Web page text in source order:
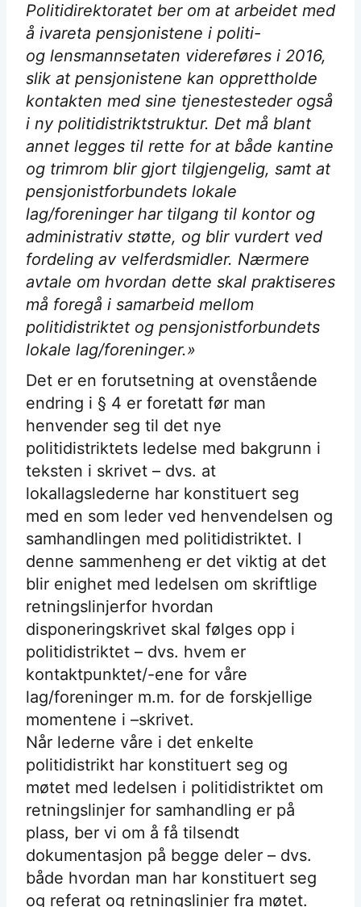
Politidirektoratet ber om at arbeidet med
å ivareta pensjonistene i politi-
og lensmannsetaten videreføres i 2016,
slik at pensjonistene kan opprettholde
kontakten med sine tjenestesteder også
i ny politidistriktstruktur. Det må blant
annet legges til rette for at både kantine
og trimrom blir gjort tilgjengelig, samt at
pensjonistforbundets lokale
lag/foreninger har tilgang til kontor og
administrativ støtte, og blir vurdert ved
fordeling av velferdsmidler. Nærmere
avtale om hvordan dette skal praktiseres
må foregå i samarbeid mellom
politidistriktet og pensjonistforbundets
lokale lag/foreninger.»
Det er en forutsetning at ovenstående
endring i § 4 er foretatt før man
henvender seg til det nye
politidistriktets ledelse med bakgrunn i
teksten i skrivet – dvs. at
lokallagslederne har konstituert seg
med en som leder ved henvendelsen og
samhandlingen med politidistriktet. I
denne sammenheng er det viktig at det
blir enighet med ledelsen om skriftlige
retningslinjerfor hvordan
disponeringskrivet skal følges opp i
politidistriktet – dvs. hvem er
kontaktpunktet/-ene for våre
lag/foreninger m.m. for de forskjellige
momentene i –skrivet.
Når lederne våre i det enkelte
politidistrikt har konstituert seg og
møtet med ledelsen i politidistriktet om
retningslinjer for samhandling er på
plass, ber vi om å få tilsendt
dokumentasjon på begge deler – dvs.
både hvordan man har konstituert seg
og referat og retningslinjer fra møtet.